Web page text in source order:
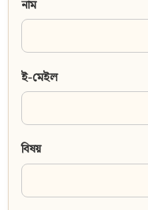
নাম
ই-মেইল
বিষয়